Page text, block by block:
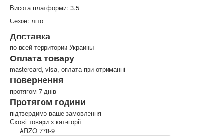
Висота платформи: 3.5
Сезон: літо
Доставка
по всей территории Украины
Оплата товару
mastercard, visa, оплата при отриманні
Повернення
протягом 7 днів
Протягом години
підтвердимо ваше замовлення
Схожі товари з категорії
ARZO 778-9